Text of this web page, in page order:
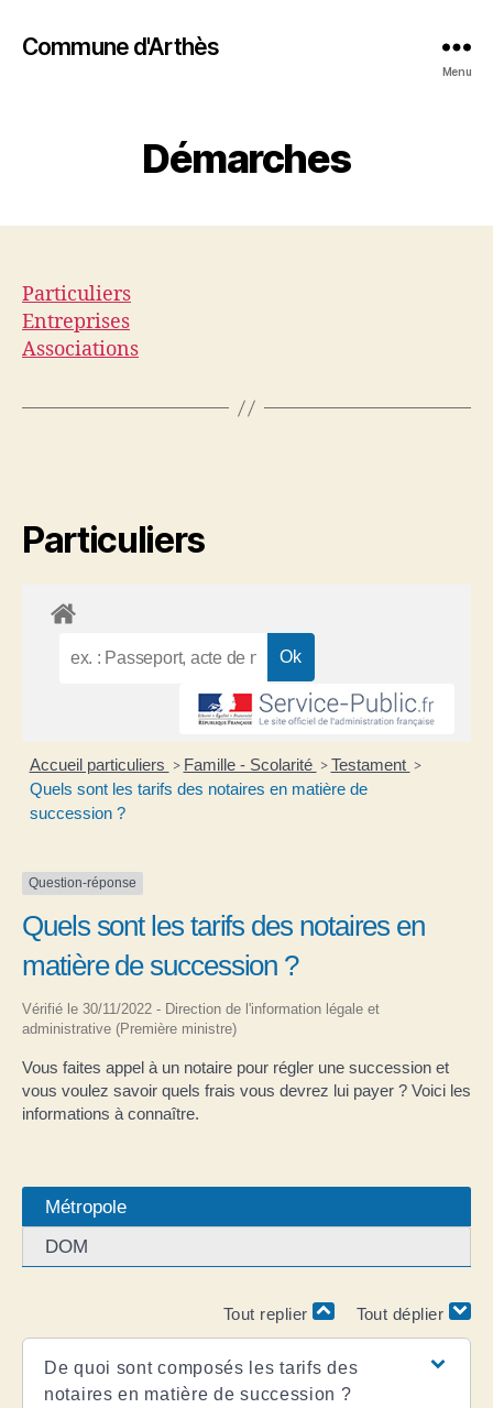
Commune d'Arthès
Menu
Démarches
Particuliers
Entreprises
Associations
Particuliers
Accueil particuliers > Famille - Scolarité > Testament >
Quels sont les tarifs des notaires en matière de
succession ?
Question-réponse
Quels sont les tarifs des notaires en
matière de succession ?
Vérifié le 30/11/2022 - Direction de l'information légale et
administrative (Première ministre)
Vous faites appel à un notaire pour régler une succession et
vous voulez savoir quels frais vous devrez lui payer ? Voici les
informations à connaître.
Métropole
DOM
Tout replier Tout déplier
De quoi sont composés les tarifs des
notaires en matière de succession ?